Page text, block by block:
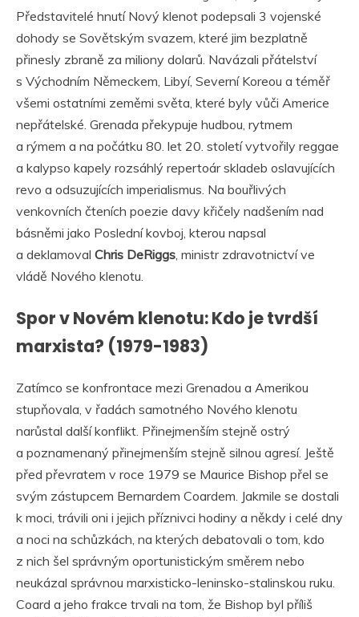
Představitelé hnutí Nový klenot podepsali 3 vojenské
dohody se Sovětským svazem, které jim bezplatně
přinesly zbraně za miliony dolarů. Navázali přátelství
s Východním Německem, Libyí, Severní Koreou a téměř
všemi ostatními zeměmi světa, které byly vůči Americe
nepřátelské. Grenada překypuje hudbou, rytmem
a rýmem a na počátku 80. let 20. století vytvořily reggae
a kalypso kapely rozsáhlý repertoár skladeb oslavujících
revo a odsuzujících imperialismus. Na bouřlivých
venkovních čteních poezie davy křičely nadšením nad
básněmi jako Poslední kovboj, kterou napsal
a deklamoval Chris DeRiggs, ministr zdravotnictví ve
vládě Nového klenotu.
Spor v Novém klenotu: Kdo je tvrdší
marxista? (1979-1983)
Zatímco se konfrontace mezi Grenadou a Amerikou
stupňovala, v řadách samotného Nového klenotu
narůstal další konflikt. Přinejmenším stejně ostrý
a poznamenaný přinejmenším stejně silnou agresí. Ještě
před převratem v roce 1979 se Maurice Bishop přel se
svým zástupcem Bernardem Coardem. Jakmile se dostali
k moci, trávili oni i jejich příznivci hodiny a někdy i celé dny
a noci na schůzkách, na kterých debatovali o tom, kdo
z nich šel správným oportunistickým směrem nebo
neukázal správnou marxisticko-leninsko-stalinskou ruku.
Coard a jeho frakce trvali na tom, že Bishop byl příliš